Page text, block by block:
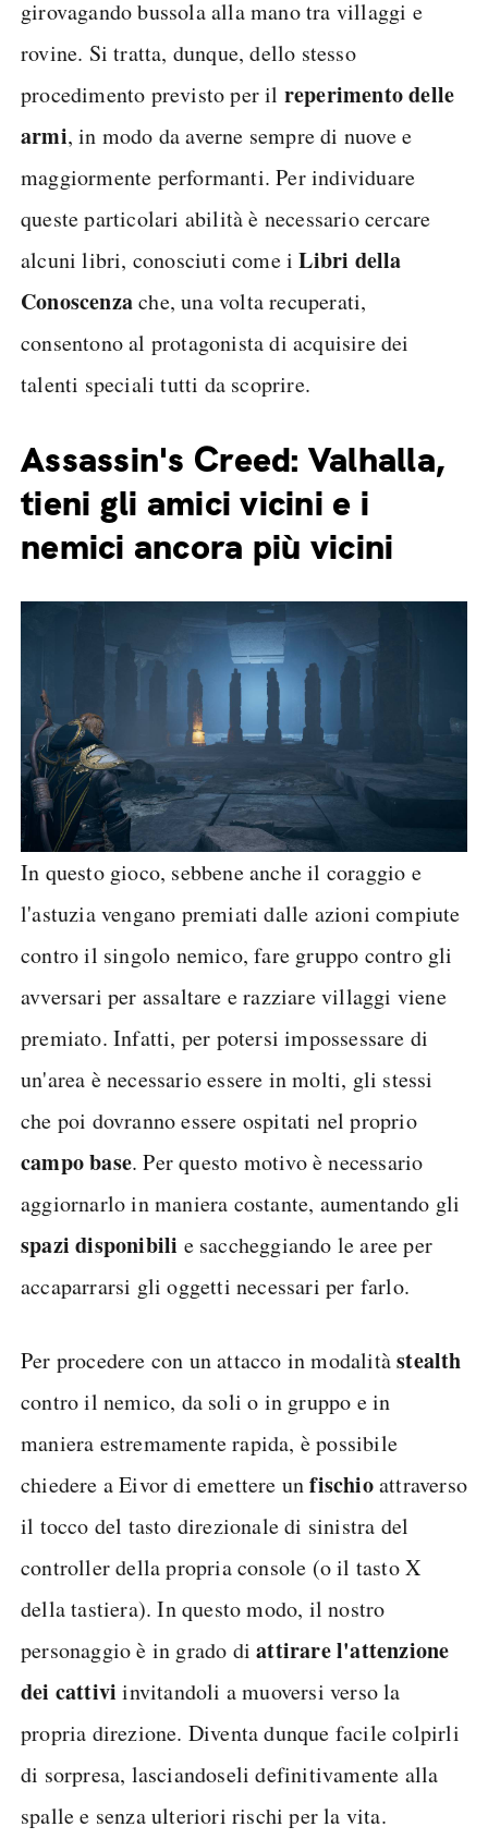
girovagando bussola alla mano tra villaggi e
rovine. Si tratta, dunque, dello stesso
procedimento previsto per il reperimento delle
armi, in modo da averne sempre di nuove e
maggiormente performanti. Per individuare
queste particolari abilità è necessario cercare
alcuni libri, conosciuti come iLibri della
Conoscenzache, una volta recuperati,
consentono al protagonista di acquisire dei
talenti speciali tutti da scoprire.
Assassin's Creed: Valhalla,
tieni gli amici vicini e i
nemici ancora più vicini
In questo gioco, sebbene anche il coraggio e
l'astuzia vengano premiati dalle azioni compiute
contro il singolo nemico, fare gruppo contro gli
avversari per assaltare e razziare villaggi viene
premiato. Infatti, per potersi impossessare di
un'area è necessario essere in molti, gli stessi
che poi dovranno essere ospitati nel proprio
campo base. Per questo motivo è necessario
aggiornarlo in maniera costante, aumentando gli
spazi disponibili e saccheggiando le aree per
accaparrarsi gli oggetti necessari per farlo.
Per procedere con un attacco in modalitàstealth
contro il nemico, da soli o in gruppo e in
maniera estremamente rapida, è possibile
chiedere a Eivor di emettere unfischioattraverso
il tocco del tasto direzionale di sinistra del
controller della propria console (o il tasto X
della tastiera). In questo modo, il nostro
personaggio è in grado diattirare l'attenzione
dei cattivi invitandoli a muoversi verso la
propria direzione. Diventa dunque facile colpirli
di sorpresa, lasciandoseli definitivamente alla
spalle e senza ulteriori rischi per la vita.